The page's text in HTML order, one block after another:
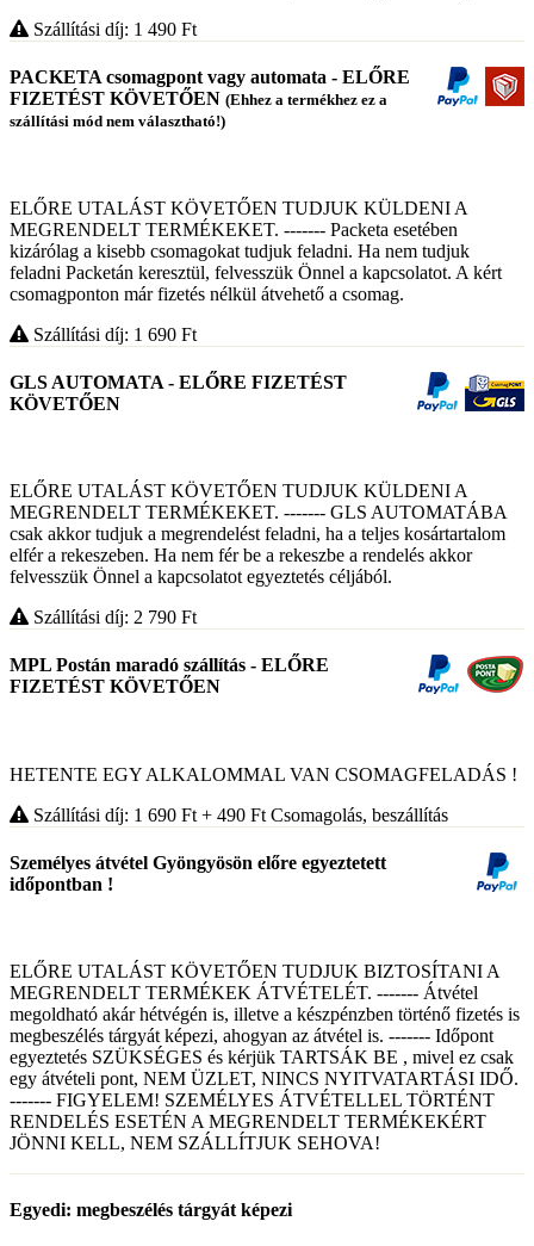
Szállítási díj: 1 490 Ft
PACKETA csomagpont vagy automata - ELŐRE
FIZETÉST KÖVETŐEN (Ehhez a termékhez ez a
szállítási mód nem választható!)
ELŐRE UTALÁST KÖVETŐEN TUDJUK KÜLDENI A
MEGRENDELT TERMÉKEKET. ------- Packeta esetében
kizárólag a kisebb csomagokat tudjuk feladni. Ha nem tudjuk
feladni Packetán keresztül, felvesszük Önnel a kapcsolatot. A kért
csomagponton már fizetés nélkül átvehető a csomag.
Szállítási díj: 1 690 Ft
GLS AUTOMATA - ELŐRE FIZETÉST
KÖVETŐEN
ELŐRE UTALÁST KÖVETŐEN TUDJUK KÜLDENI A
MEGRENDELT TERMÉKEKET. ------- GLS AUTOMATÁBA
csak akkor tudjuk a megrendelést feladni, ha a teljes kosártartalom
elfér a rekeszeben. Ha nem fér be a rekeszbe a rendelés akkor
felvesszük Önnel a kapcsolatot egyeztetés céljából.
Szállítási díj: 2 790 Ft
MPL Postán maradó szállítás - ELŐRE
FIZETÉST KÖVETŐEN
HETENTE EGY ALKALOMMAL VAN CSOMAGFELADÁS !
Szállítási díj: 1 690 Ft + 490 Ft Csomagolás, beszállítás
Személyes átvétel Gyöngyösön előre egyeztetett
időpontban !
ELŐRE UTALÁST KÖVETŐEN TUDJUK BIZTOSÍTANI A
MEGRENDELT TERMÉKEK ÁTVÉTELÉT. ------- Átvétel
megoldható akár hétvégén is, illetve a készpénzben történő fizetés is
megbeszélés tárgyát képezi, ahogyan az átvétel is. ------- Időpont
egyeztetés SZÜKSÉGES és kérjük TARTSÁK BE , mivel ez csak
egy átvételi pont, NEM ÜZLET, NINCS NYITVATARTÁSI IDŐ.
------- FIGYELEM! SZEMÉLYES ÁTVÉTELLEL TÖRTÉNT
RENDELÉS ESETÉN A MEGRENDELT TERMÉKEKÉRT
JÖNNI KELL, NEM SZÁLLÍTJUK SEHOVA!
Egyedi: megbeszélés tárgyát képezi